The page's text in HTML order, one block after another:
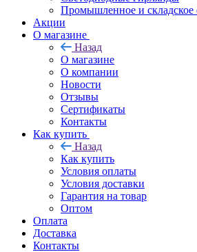
Промышленное и складское
Акции
О магазине
Назад
О магазине
О компании
Новости
Отзывы
Сертификаты
Контакты
Как купить
Назад
Как купить
Условия оплаты
Условия доставки
Гарантия на товар
Оптом
Оплата
Доставка
Контакты